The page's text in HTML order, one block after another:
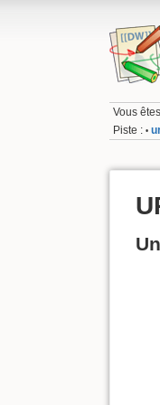
Vous
Piste : •